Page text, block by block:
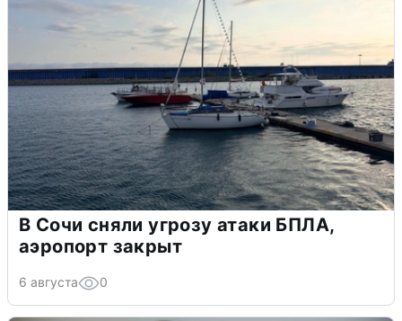
В Сочи сняли угрозу атаки БПЛА,
аэропорт закрыт
6 августа 0